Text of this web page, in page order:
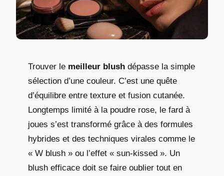
Trouver le meilleur blush dépasse la simple
sélection d’une couleur. C’est une quête
d’équilibre entre texture et fusion cutanée.
Longtemps limité à la poudre rose, le fard à
joues s’est transformé grâce à des formules
hybrides et des techniques virales comme le
« W blush » ou l’effet « sun-kissed ». Un
blush efficace doit se faire oublier tout en